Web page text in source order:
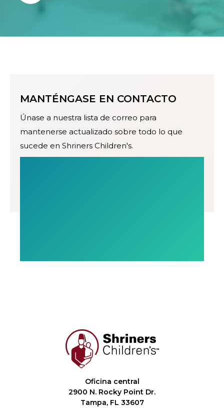
MANTÉNGASE EN CONTACTO
Únase a nuestra lista de correo para
mantenerse actualizado sobre todo lo que
sucede en Shriners Children's.
Oficina central
2900 N. Rocky Point Dr.
Tampa, FL 33607